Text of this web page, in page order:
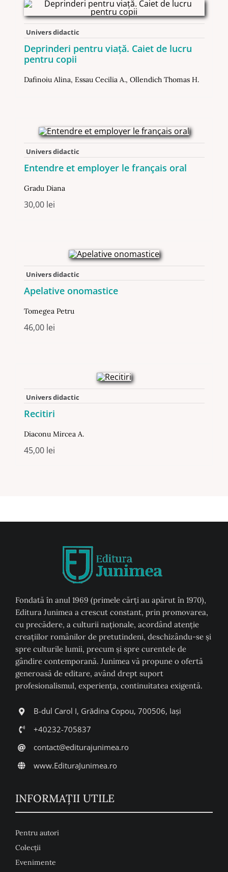
Univers didactic
Deprinderi pentru viață. Caiet de lucru
pentru copii
Dafinoiu Alina, Essau Cecilia A., Ollendich Thomas H.
Univers didactic
Entendre et employer le français oral
Gradu Diana
30,00 lei
Univers didactic
Apelative onomastice
Tomegea Petru
46,00 lei
Univers didactic
Recitiri
Diaconu Mircea A.
45,00 lei
Fondată în anul 1969 (primele cărți au apărut în 1970),
Editura Junimea a crescut constant, prin promovarea,
cu precădere, a culturii naţionale, acordând atenţie
creaţiilor românilor de pretutindeni, deschizându-se şi
spre culturile lumii, precum şi spre curentele de
gândire contemporană. Junimea vă propune o ofertă
generoasă de editare, având drept suport
profesionalismul, experiența, continuitatea exigentă.
B-dul Carol I, Grădina Copou, 700506, Iași
+40232-705837
contact@editurajunimea.ro
www.EdituraJunimea.ro
INFORMAŢII UTILE
Pentru autori
Colecţii
Evenimente